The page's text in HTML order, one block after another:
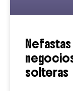
solteras